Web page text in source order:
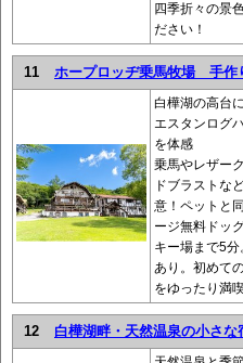
四季折々の景
ださい！
11 ホープロッヂ乗馬牧場 手作
白樺湖の高台
エスタンログ
を体感
乗馬やレザー
ドブラストな
意！ペットと
ージ無料ドッ
キー場まで5
あり。初めて
をゆったり満
12 白樺湖畔・天然温泉の小さ